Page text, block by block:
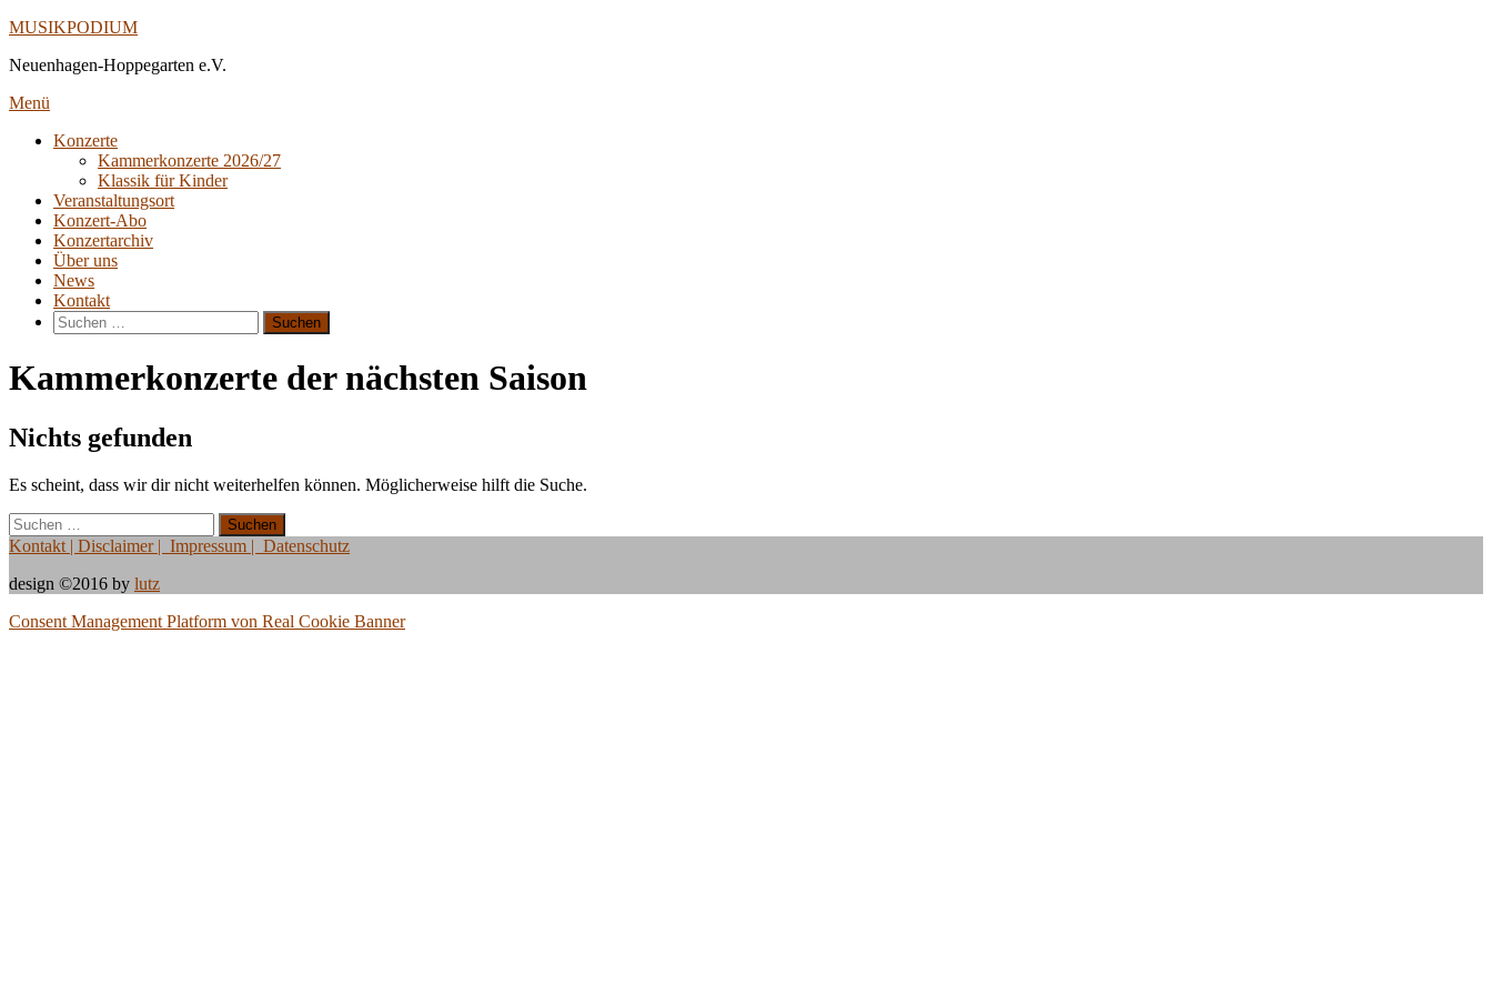
Direkt
Inhalt
MUSIKPODIUM
Neuenhagen-Hoppegarten e.V.
Menü
Konzerte
Kammerkonzerte 2026/27
Klassik für Kinder
Veranstaltungsort
Konzert-Abo
Konzertarchiv
Über uns
News
Kontakt
Suche
nach:
Kammerkonzerte der nächsten Saison
Nichts gefunden
Es scheint, dass wir dir nicht weiterhelfen können. Möglicherweise hilft die Suche.
Suche
nach:
Kontakt | Disclaimer | Impressum | Datenschutz
design ©2016 by lutz
Consent Management Platform von Real Cookie Banner